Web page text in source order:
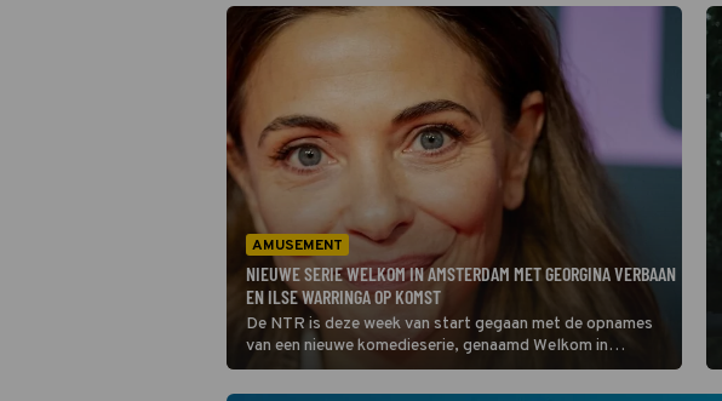
AMUSEMENT
NIEUWE SERIE WELKOM IN AMSTERDAM MET GEORGINA VERBAAN
EN ILSE WARRINGA OP KOMST
De NTR is deze week van start gegaan met de opnames
van een nieuwe komedieserie, genaamd Welkom in
Amsterdam, en daarvoor is een blik aan bekende acteurs
opengetrokken. Lees snel verder om te zien wie dat zijn.